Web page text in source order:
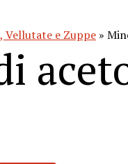
Vellutate e Zuppe »